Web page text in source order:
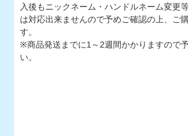
入後もニックネーム・ハンドルネーム変更
は対応出来ませんので予めご確認の上、ご
す。
※商品発送までに1～2週間かかりますので
い。